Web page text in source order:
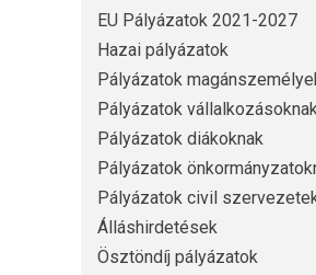
EU Pályázatok 2021-2027
Hazai pályázatok
Pályázatok
Pályázatok
Pályázatok diákoknak
Pályázatok
Pályázatok civil
Álláshirdetések
Ösztöndíj pályázatok